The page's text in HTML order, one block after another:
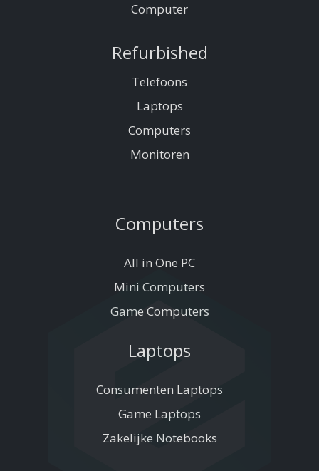
Computer
Refurbished
Telefoons
Laptops
Computers
Monitoren
Computers
All in One PC
Mini Computers
Game Computers
Laptops
Consumenten Laptops
Game Laptops
Zakelijke Notebooks